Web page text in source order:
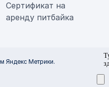
Яндекс Метрики.
Сертификат на
аренду питбайка